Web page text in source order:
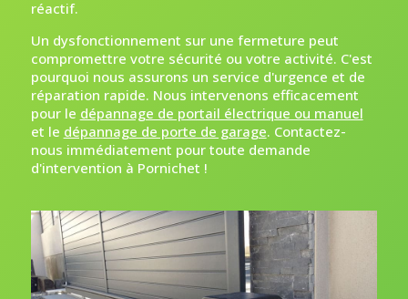
réactif.
Un dysfonctionnement sur une fermeture peut
compromettre votre sécurité ou votre activité. C'est
pourquoi nous assurons un service d'urgence et de
réparation rapide. Nous intervenons efficacement
pour le dépannage de portail électrique ou manuel
et le dépannage de porte de garage. Contactez-
nous immédiatement pour toute demande
d'intervention à Pornichet !